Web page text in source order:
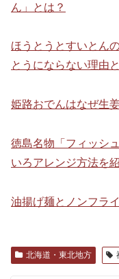
ん」とは？
ほうとうとすいとん
とうにならない理由
姫路おでんはなぜ生
徳島名物「フィッシ
いろアレンジ方法を紹
油揚げ麺とノンフラ
北海道・東北地方